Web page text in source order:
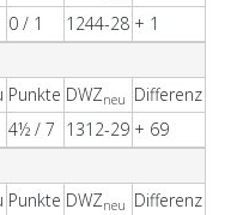
0 / 1 1244-28 + 1
Punkte DWZneu
Differenz
4½ / 7 1312-29 + 69
Punkte DWZneu
Differenz